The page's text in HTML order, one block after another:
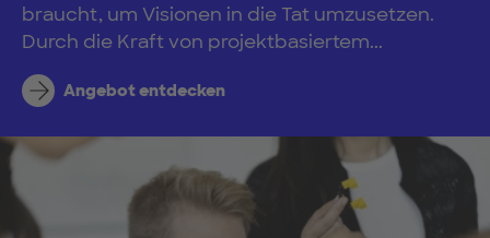
braucht, um Visionen in die Tat umzusetzen.
Durch die Kraft von projektbasiertem...
Angebot entdecken